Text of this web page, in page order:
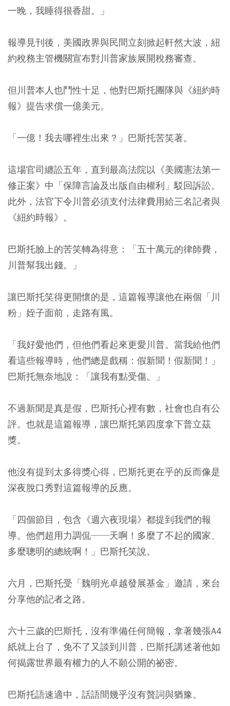
一晚，我睡得很香甜。」
報導見刊後，美國政界與民間立刻掀起軒然大波，紐
約稅務主管機關宣布對川普家族展開稅務審查。
但川普本人也鬥性十足，他對巴斯托團隊與《紐約時
報》提告求償一億美元。
「一億！我去哪裡生出來？」巴斯托苦笑著。
這場官司纏訟五年，直到最高法院以《美國憲法第一
修正案》中「保障言論及出版自由權利」駁回訴訟。
此外，法官下令川普必須支付法律費用給三名記者與
《紐約時報》。
巴斯托臉上的苦笑轉為得意：「五十萬元的律師費，
川普幫我出錢。」
讓巴斯托笑得更開懷的是，這篇報導讓他在兩個「川
粉」姪子面前，走路有風。
「我好愛他們，但他們看起來更愛川普。當我給他們
看這些報導時，他們總是戲稱：假新聞！假新聞！」
巴斯托無奈地說：「讓我有點受傷。」
不過新聞是真是假，巴斯托心裡有數，社會也自有公
評。也就是這篇報導，讓巴斯托第四度拿下普立茲
獎。
他沒有提到太多得獎心得，巴斯托更在乎的反而像是
深夜脫口秀對這篇報導的反應。
「四個節目，包含《週六夜現場》都提到我們的報
導。他們超用力調侃──天啊！多麼了不起的國家、
多麼聰明的總統啊！」巴斯托笑說。
六月，巴斯托受「魏明光卓越發展基金」邀請，來台
分享他的記者之路。
六十三歲的巴斯托，沒有準備任何簡報，拿著幾張A4
紙就上台了，免不了又談到川普，巴斯托講述著他如
何揭露世界最有權力的人不願公開的祕密。
巴斯托語速適中，話語間幾乎沒有贅詞與猶豫。